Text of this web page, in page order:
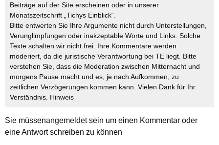
Beiträge auf der Site erscheinen oder in unserer
Monatszeitschrift „Tichys Einblick“.
Bitte entwerten Sie Ihre Argumente nicht durch Unterstellungen,
Verunglimpfungen oder inakzeptable Worte und Links. Solche
Texte schalten wir nicht frei. Ihre Kommentare werden
moderiert, da die juristische Verantwortung bei TE liegt. Bitte
verstehen Sie, dass die Moderation zwischen Mitternacht und
morgens Pause macht und es, je nach Aufkommen, zu
zeitlichen Verzögerungen kommen kann. Vielen Dank für Ihr
Verständnis. Hinweis
Sie müssenangemeldetsein um einen Kommentar oder
eine Antwort schreiben zu können